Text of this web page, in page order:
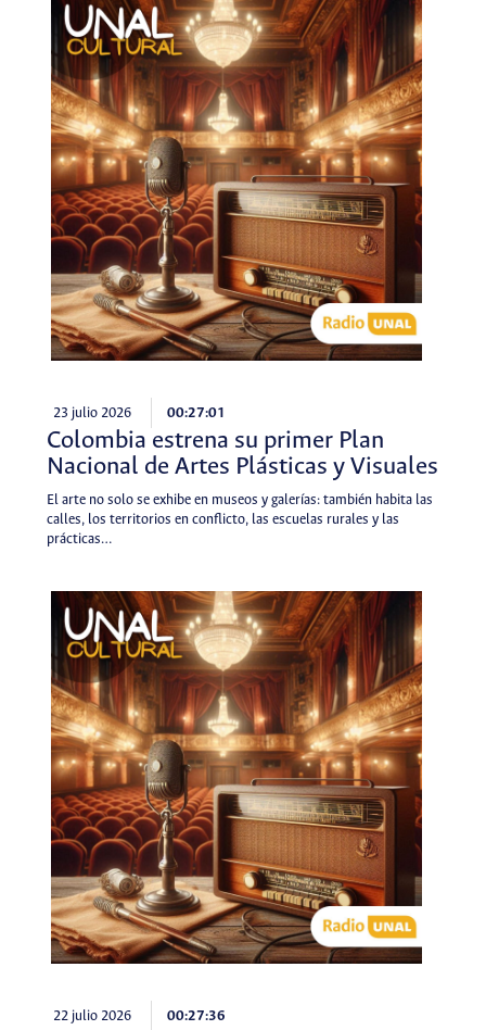
23 julio 2026 00:27:01
Colombia estrena su primer Plan
Nacional de Artes Plásticas y Visuales
El arte no solo se exhibe en museos y galerías: también habita las
calles, los territorios en conflicto, las escuelas rurales y las
prácticas…
22 julio 2026 00:27:36